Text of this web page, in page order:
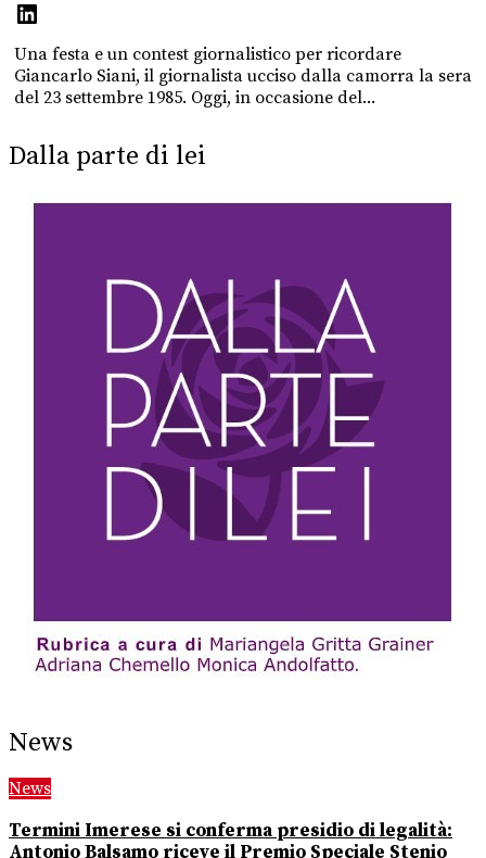
Una festa e un contest giornalistico per ricordare
Giancarlo Siani, il giornalista ucciso dalla camorra la sera
del 23 settembre 1985. Oggi, in occasione del...
Dalla parte di lei
News
News
Termini Imerese si conferma presidio di legalità:
Antonio Balsamo riceve il Premio Speciale Stenio